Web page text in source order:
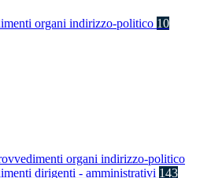
organi indirizzo-politico 10
organi indirizzo-politico
dirigenti - amministrativi 143